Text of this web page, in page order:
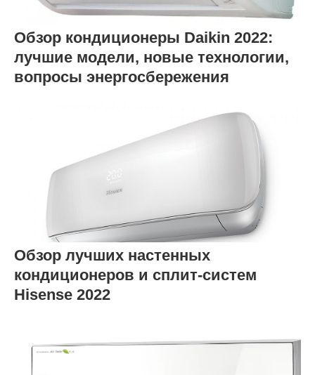
Обзор кондиционеры Daikin 2022:
лучшие модели, новые технологии,
вопросы энергосбережения
Обзор лучших настенных
кондиционеров и сплит-систем
Hisense 2022